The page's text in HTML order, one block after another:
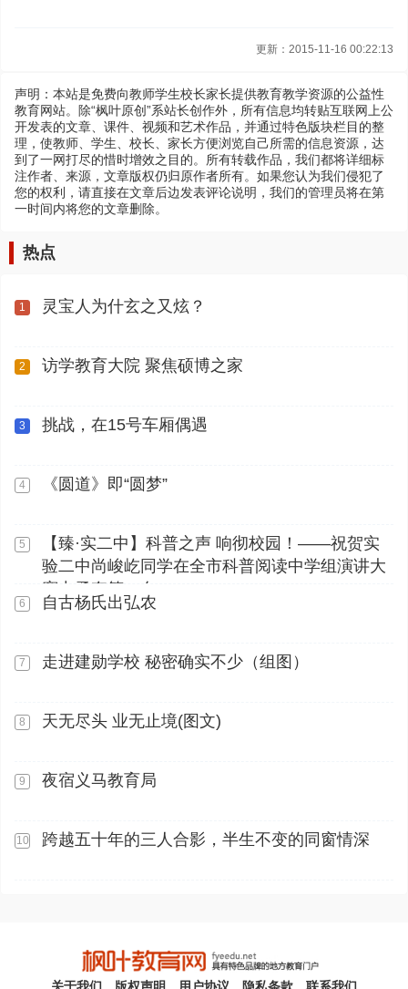
更新：2015-11-16 00:22:13
声明：本站是免费向教师学生校长家长提供教育教学资源的公益性
教育网站。除“枫叶原创”系站长创作外，所有信息均转贴互联网上公
开发表的文章、课件、视频和艺术作品，并通过特色版块栏目的整
理，使教师、学生、校长、家长方便浏览自己所需的信息资源，达
到了一网打尽的惜时增效之目的。所有转载作品，我们都将详细标
注作者、来源，文章版权仍归原作者所有。如果您认为我们侵犯了
您的权利，请直接在文章后边发表评论说明，我们的管理员将在第
一时间内将您的文章删除。
热点
1 灵宝人为什玄之又炫？
2 访学教育大院 聚焦硕博之家
3 挑战，在15号车厢偶遇
4 《圆道》即“圆梦”
5
【臻·实二中】科普之声 响彻校园！——祝贺实
验二中尚峻屹同学在全市科普阅读中学组演讲大
赛中勇夺第一名
6 自古杨氏出弘农
7 走进建勋学校 秘密确实不少（组图）
8 天无尽头 业无止境(图文)
9 夜宿义马教育局
10 跨越五十年的三人合影，半生不变的同窗情深
关于我们 版权声明 用户协议 隐私条款 联系我们